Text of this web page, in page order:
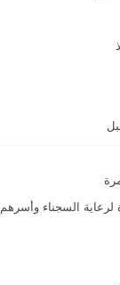
لرعاية السجناء وأسرهم